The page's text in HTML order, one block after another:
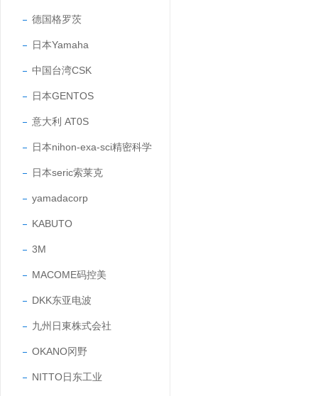
德国格罗茨
日本Yamaha
中国台湾CSK
日本GENTOS
意大利 AT0S
日本nihon-exa-sci精密科学
日本seric索莱克
yamadacorp
KABUTO
3M
MACOME码控美
DKK东亚电波
九州日東株式会社
OKANO冈野
NITTO日东工业